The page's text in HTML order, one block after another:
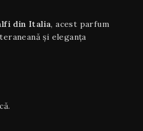
din Italia, acest parfum
și eleganța